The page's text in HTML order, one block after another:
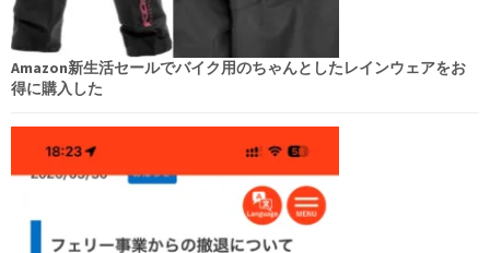
Amazon新生活セールでバイク用のちゃんとしたレインウェアをお
得に購入した